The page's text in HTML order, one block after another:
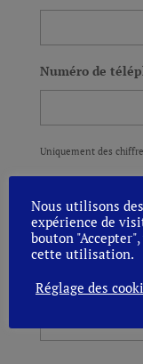
Numéro de
Uniquement des
Nous utilisons
expérience de
bouton
cette utilisation.
Réglage des